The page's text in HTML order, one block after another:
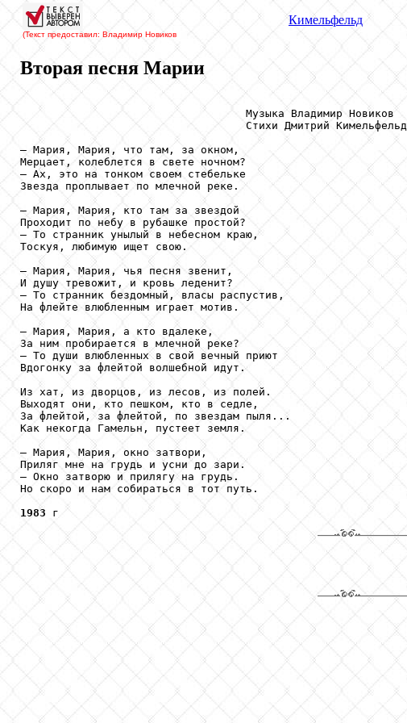
(Текст предоставил: Владимир Новиков
Кимельфельд
Вторая песня Марии
                                   Музыка Владимир Новиков
                                   Стихи Дмитрий Кимельфельд
– Мария, Мария, что там, за окном,
Мерцает, колеблется в свете ночном?
– Ах, это на тонком своем стебельке
Звезда проплывает по млечной реке.
– Мария, Мария, кто там за звездой
Проходит по небу в рубашке простой?
– То странник унылый в небесном краю,
Тоскуя, любимую ищет свою.
– Мария, Мария, чья песня звенит,
И душу тревожит, и кровь леденит?
– То странник бездомный, власы распустив,
На флейте влюбленным играет мотив.
– Мария, Мария, а кто вдалеке,
За ним пробирается в млечной реке?
– То души влюбленных в свой вечный приют
Вдогонку за флейтой волшебной идут.
Из хат, из дворцов, из лесов, из полей.
Выходят они, кто пешком, кто в седле,
За флейтой, за флейтой, по звездам пыля...
Как некогда Гамельн, пустеет земля.
– Мария, Мария, окно затвори,
Приляг мне на грудь и усни до зари.
– Окно затворю и прилягу на грудь.
Но скоро и нам собираться в тот путь.
1983 г